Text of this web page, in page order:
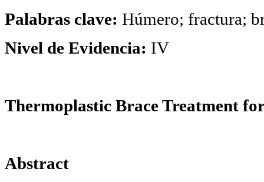
Palabras clave: Húmero; fractura;
Nivel de Evidencia: IV
Thermoplastic Brace Treatment
Abstract